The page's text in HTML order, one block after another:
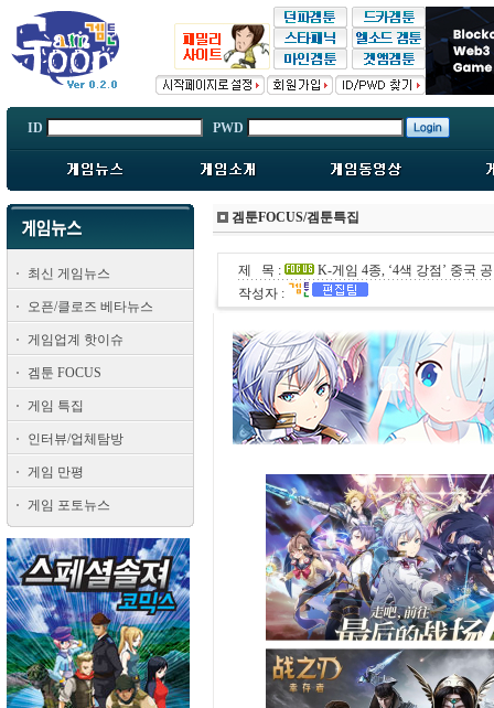
ID PWD
최신 게임뉴스
오픈/클로즈 베타뉴스
게임업계 핫이슈
겜툰 FOCUS
게임 특집
인터뷰/업체탐방
게임 만평
게임 포토뉴스
겜툰FOCUS/겜툰특집
제 목 :
K-게임 4종, ‘4색 강점’ 중국
작성자 :